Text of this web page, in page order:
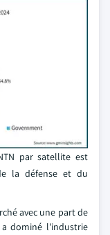
par satellite est
la défense et du
avec une part de
a dominé l'industrie